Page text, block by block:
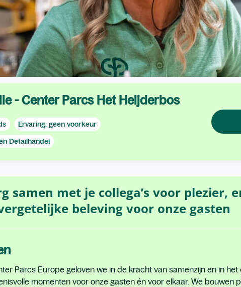
- Center Parcs Het Heijderbos
Ervaring: geen voorkeur
Detailhandel
samen met je collega’s voor plezier,
beleving voor onze gasten
Parcs Europe geloven we in de kracht van samenzijn en in
momenten voor onze gasten én voor elkaar. We bouwen